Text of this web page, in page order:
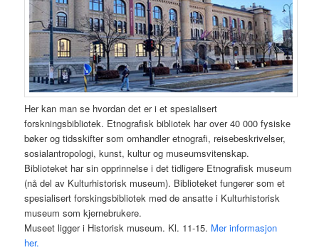
Her kan man se hvordan det er i et spesialisert
forskningsbibliotek. Etnografisk bibliotek har over 40 000 fysiske
bøker og tidsskifter som omhandler etnografi, reisebeskrivelser,
sosialantropologi, kunst, kultur og museumsvitenskap.
Biblioteket har sin opprinnelse i det tidligere Etnografisk museum
(nå del av Kulturhistorisk museum). Biblioteket fungerer som et
spesialisert forskingsbibliotek med de ansatte i Kulturhistorisk
museum som kjernebrukere.
Museet ligger i Historisk museum. Kl. 11-15. Mer informasjon
her.